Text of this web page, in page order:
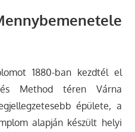
1880-ban kezdtél el
Method téren Várna
épülete, a
alapján készült helyi